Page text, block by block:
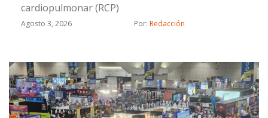
cardiopulmonar (RCP)
Agosto 3, 2026 Por: Redacción